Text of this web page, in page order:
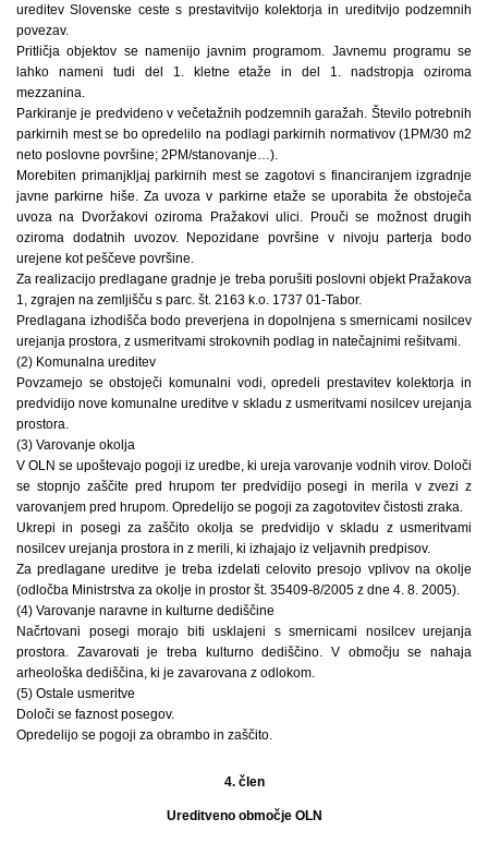
ureditev Slovenske ceste s prestavitvijo kolektorja in ureditvijo podzemnih
povezav.
Pritličja objektov se namenijo javnim programom. Javnemu programu se
lahko nameni tudi del 1. kletne etaže in del 1. nadstropja oziroma
mezzanina.
Parkiranje je predvideno v večetažnih podzemnih garažah. Število potrebnih
parkirnih mest se bo opredelilo na podlagi parkirnih normativov (1PM/30 m2
neto poslovne površine; 2PM/stanovanje…).
Morebiten primanjkljaj parkirnih mest se zagotovi s financiranjem izgradnje
javne parkirne hiše. Za uvoza v parkirne etaže se uporabita že obstoječa
uvoza na Dvoržakovi oziroma Pražakovi ulici. Prouči se možnost drugih
oziroma dodatnih uvozov. Nepozidane površine v nivoju parterja bodo
urejene kot peščeve površine.
Za realizacijo predlagane gradnje je treba porušiti poslovni objekt Pražakova
1, zgrajen na zemljišču s parc. št. 2163 k.o. 1737 01-Tabor.
Predlagana izhodišča bodo preverjena in dopolnjena s smernicami nosilcev
urejanja prostora, z usmeritvami strokovnih podlag in natečajnimi rešitvami.
(2) Komunalna ureditev
Povzamejo se obstoječi komunalni vodi, opredeli prestavitev kolektorja in
predvidijo nove komunalne ureditve v skladu z usmeritvami nosilcev urejanja
prostora.
(3) Varovanje okolja
V OLN se upoštevajo pogoji iz uredbe, ki ureja varovanje vodnih virov. Določi
se stopnjo zaščite pred hrupom ter predvidijo posegi in merila v zvezi z
varovanjem pred hrupom. Opredelijo se pogoji za zagotovitev čistosti zraka.
Ukrepi in posegi za zaščito okolja se predvidijo v skladu z usmeritvami
nosilcev urejanja prostora in z merili, ki izhajajo iz veljavnih predpisov.
Za predlagane ureditve je treba izdelati celovito presojo vplivov na okolje
(odločba Ministrstva za okolje in prostor št. 35409-8/2005 z dne 4. 8. 2005).
(4) Varovanje naravne in kulturne dediščine
Načrtovani posegi morajo biti usklajeni s smernicami nosilcev urejanja
prostora. Zavarovati je treba kulturno dediščino. V območju se nahaja
arheološka dediščina, ki je zavarovana z odlokom.
(5) Ostale usmeritve
Določi se faznost posegov.
Opredelijo se pogoji za obrambo in zaščito.
4. člen
Ureditveno območje OLN